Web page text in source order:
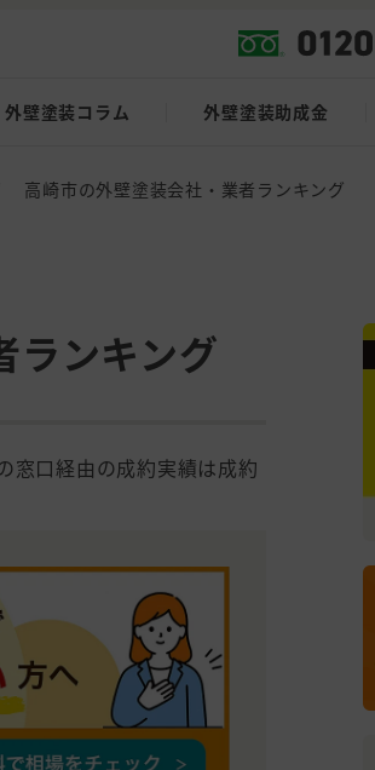
外壁塗装コラム 外壁塗装助成金
高崎市の外壁塗装会社・業者ランキング
ランキング
窓口経由の成約実績は成約